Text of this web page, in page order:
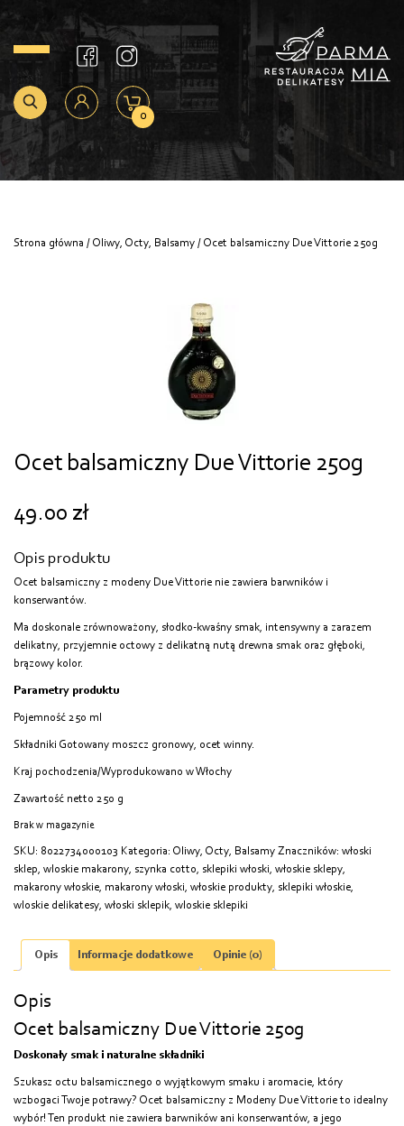
0
Strona główna / Oliwy, Octy, Balsamy / Ocet balsamiczny Due Vittorie 250g
Ocet balsamiczny Due Vittorie 250g
49.00 zł
Opis produktu
Ocet balsamiczny z modeny Due Vittorie nie zawiera barwników i
konserwantów.
Ma doskonale zrównoważony, słodko-kwaśny smak, intensywny a zarazem
delikatny, przyjemnie octowy z delikatną nutą drewna smak oraz głęboki,
brązowy kolor.
Parametry produktu
Pojemność 250 ml
Składniki Gotowany moszcz gronowy, ocet winny.
Kraj pochodzenia/Wyprodukowano w Włochy
Zawartość netto 250 g
Brak w magazynie
SKU: 8022734000103 Kategoria: Oliwy, Octy, Balsamy Znaczników: włoski
sklep, wloskie makarony, szynka cotto, sklepiki włoski, włoskie sklepy,
makarony włoskie, makarony włoski, włoskie produkty, sklepiki włoskie,
wloskie delikatesy, włoski sklepik, wloskie sklepiki
Opis Informacje dodatkowe Opinie (0)
Opis
Ocet balsamiczny Due Vittorie 250g
Doskonały smak i naturalne składniki
Szukasz octu balsamicznego o wyjątkowym smaku i aromacie, który
wzbogaci Twoje potrawy? Ocet balsamiczny z Modeny Due Vittorie to idealny
wybór! Ten produkt nie zawiera barwników ani konserwantów, a jego